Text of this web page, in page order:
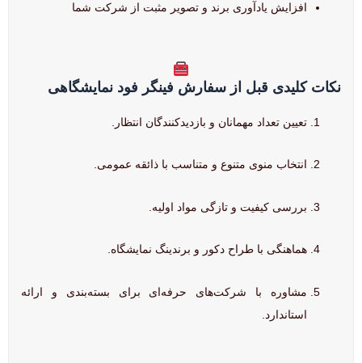
افزایش یادآوری برند و تصویر مثبت از شرکت شما
نکات کلیدی قبل از سفارش فینگر فود نمایشگاهی
تعیین تعداد مهمانان و بازدیدکنندگان انتظار.
انتخاب منوی متنوع و متناسب با ذائقه عمومی.
بررسی کیفیت و تازگی مواد اولیه.
هماهنگی با طراح دکور و برندینگ نمایشگاه.
مشاوره با شرکت‌های حرفه‌ای برای بسته‌بندی و ارائه
استاندارد.